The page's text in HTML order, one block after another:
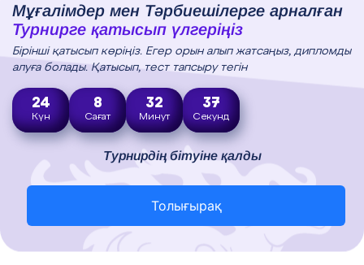
Мұғалімдер мен Тәрбиешілерге арналған
Турнирге қатысып үлгеріңіз
Бірінші қатысып көріңіз. Егер орын алып жатсаңыз, дипломды
алуға болады. Қатысып, тест тапсыру тегін
24
Күн
8
Сағат
32
Минут
36
Секунд
Турнирдің бітуіне қалды
Толығырақ